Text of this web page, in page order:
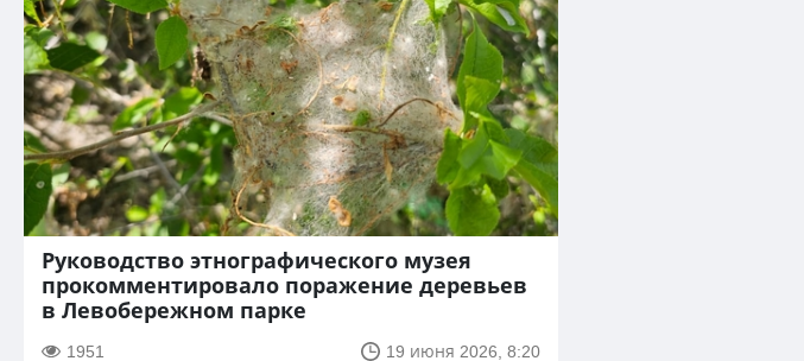
Руководство этнографического музея
прокомментировало поражение деревьев
в Левобережном парке
1951 19 июня 2026, 8:20